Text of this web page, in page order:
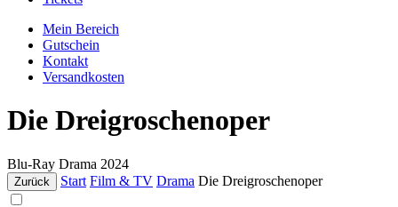
Mein Bereich
Gutschein
Kontakt
Versandkosten
Die Dreigroschenoper
Blu-Ray Drama 2024
Zurück Start Film & TV Drama Die Dreigroschenoper